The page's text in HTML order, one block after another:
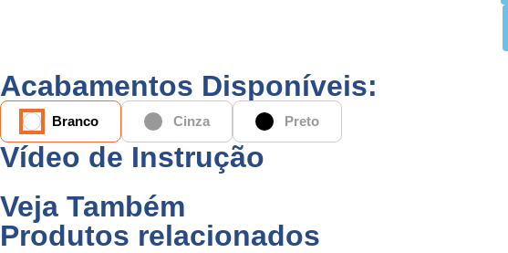
Acabamentos Disponíveis:
Branco Cinza Preto
Vídeo de Instrução
Veja Também
Produtos relacionados